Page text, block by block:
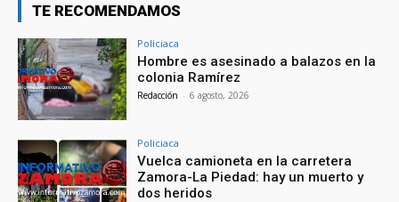
TE RECOMENDAMOS
Policiaca
Hombre es asesinado a balazos en la
colonia Ramírez
Redacción - 6 agosto, 2026
Policiaca
Vuelca camioneta en la carretera
Zamora-La Piedad: hay un muerto y
dos heridos